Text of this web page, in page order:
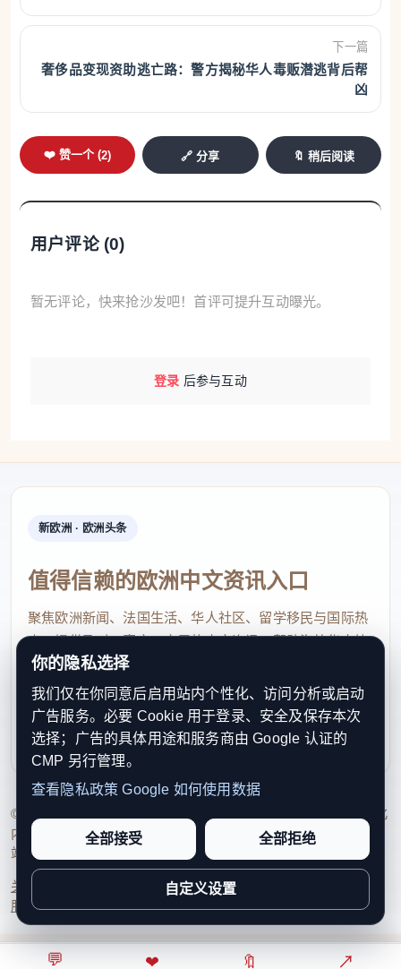
💬 ❤ 🔖 ↗
无合法居留证件的女子。她通过互联网被该美容中心
负责人联系上，并将性服务所得收入的50%交给负责
人。作为交换，该负责人为其提供食宿。卡斯泰尔夫
兰科·韦内托警局的调查始于去年夏天，目前已查明多
名华人女性涉案。
这名被指控的“老鸨”通过知名约会网站发布露骨广告
亲密程度和服务时长制定了明确的价目表。该美容中
员，并因共同涉嫌组织卖淫罪对其提出控告。其中包
的卖淫女性。该男子还负责保管非法所得，并将其存
警方共确认了近900名客户（确切数字为885人），该
视为非法所得，正在接受税务调查。在突击搜查中，
警方在电表箱和一个特制的藏钱柜中发现了超过2000
欧元现金。此外，还有大量非法所得被转移至境外，
搜查中发现的汇款凭证证实了这一点。调查人员还在
美容中心外部的植物丛中发现了藏在塑料瓶内的数百
个避孕套，以及老鸨使用的三部手机。这些手机将接
受技术分析，以寻找更多涉案人员和全面掌握老鸨与
数百名客户之间的通信记录。
——华人街网站 alexzou编译 消息参考：
trevisotoday.it 本编译内容仅为传递信息之目的，完
全基于原新闻网站对该事件的表述，不代表译者及本
下一篇
奢侈品变现资助逃亡路：警方揭秘华人毒贩潜逃背后帮
凶
❤️ 赞一个 (2) 🔗 分享 🔖 稍后阅读
用户评论 (0)
暂无评论，快来抢沙发吧！首评可提升互动曝光。
登录 后参与互动
新欧洲 · 欧洲头条
值得信赖的欧洲中文资讯入口
聚焦欧洲新闻、法国生活、华人社区、留学移民与国际热
点，提供及时、真实、实用的中文资讯，帮助海外华人快
速了解欧洲动态。
contact@xinouzhou.com
服务支持、版权与合作：工作日优先处理站务、投稿与权
利通知
© 2026 新欧洲·欧洲头条. All Rights Reserved. 本网站持续优化
内容透明度、联系方式与用户权利说明，以提升品牌信任感和
站点完整度。
关于我们 编辑规范日期归档隐私政策
服务条款联系我们
你的隐私选择
我们仅在你同意后启用站内个性化、访问分析或启动
广告服务。必要 Cookie 用于登录、安全及保存本次
选择；广告的具体用途和服务商由 Google 认证的
CMP 另行管理。
查看隐私政策 Google 如何使用数据
全部接受 全部拒绝
自定义设置
⌂ ◎ ↗ ○